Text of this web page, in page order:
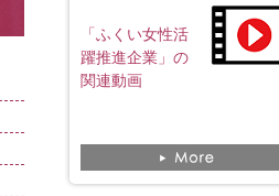
「ふくい女性活
躍推進企業」の
関連動画